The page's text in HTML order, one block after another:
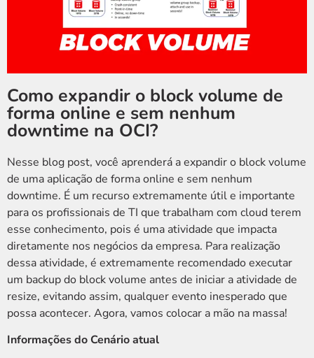
Como expandir o block volume de
forma online e sem nenhum
downtime na OCI?
Nesse blog post, você aprenderá a expandir o block volume
de uma aplicação de forma online e sem nenhum
downtime. É um recurso extremamente útil e importante
para os profissionais de TI que trabalham com cloud terem
esse conhecimento, pois é uma atividade que impacta
diretamente nos negócios da empresa. Para realização
dessa atividade, é extremamente recomendado executar
um backup do block volume antes de iniciar a atividade de
resize, evitando assim, qualquer evento inesperado que
possa acontecer. Agora, vamos colocar a mão na massa!
Informações do Cenário atual